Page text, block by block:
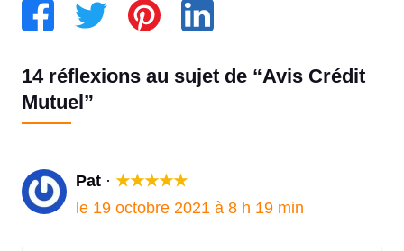
14 réflexions au sujet de “Avis Crédit
Mutuel”
Pat · ★★★★★
le 19 octobre 2021 à 8 h 19 min